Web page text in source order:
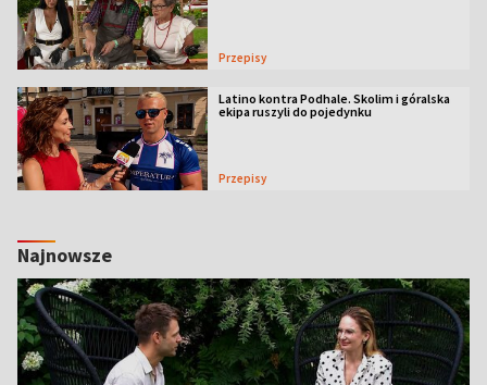
Przepisy
Latino kontra Podhale. Skolim i góralska
ekipa ruszyli do pojedynku
Przepisy
Najnowsze